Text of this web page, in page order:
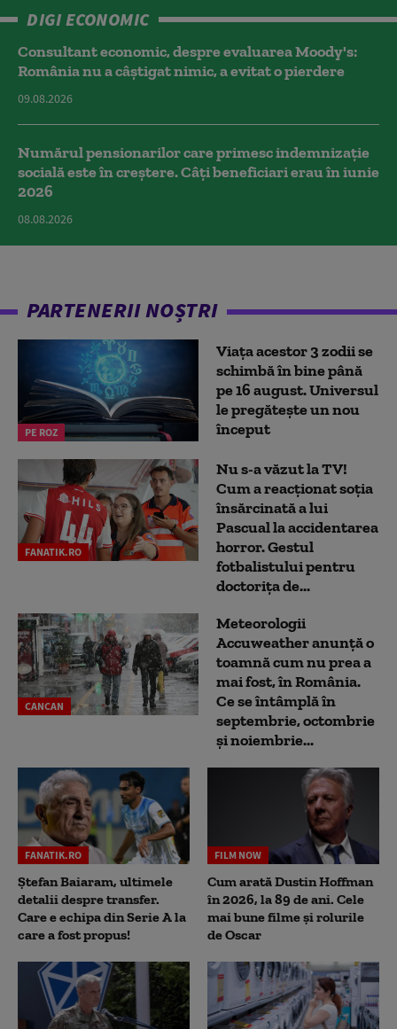
DIGI ECONOMIC
Consultant economic, despre evaluarea Moody's:
România nu a câştigat nimic, a evitat o pierdere
09.08.2026
Numărul pensionarilor care primesc indemnizaţie
socială este în creștere. Câți beneficiari erau în iunie
2026
08.08.2026
PARTENERII NOȘTRI
PE ROZ
Viața acestor 3 zodii se
schimbă în bine până
pe 16 august. Universul
le pregătește un nou
început
FANATIK.RO
Nu s-a văzut la TV!
Cum a reacţionat soţia
însărcinată a lui
Pascual la accidentarea
horror. Gestul
fotbalistului pentru
doctoriţa de...
CANCAN
Meteorologii
Accuweather anunță o
toamnă cum nu prea a
mai fost, în România.
Ce se întâmplă în
septembrie, octombrie
și noiembrie...
FANATIK.RO
Ștefan Baiaram, ultimele
detalii despre transfer.
Care e echipa din Serie A la
care a fost propus!
FILM NOW
Cum arată Dustin Hoffman
în 2026, la 89 de ani. Cele
mai bune filme și rolurile
de Oscar